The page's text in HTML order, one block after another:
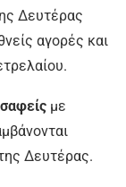
Δευτέρας
αγορές και
με
Δευτέρας.